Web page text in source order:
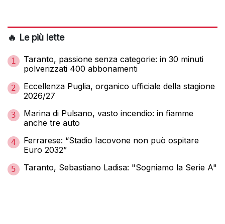
🔥 Le più lette
1
Taranto, passione senza categorie: in 30 minuti
polverizzati 400 abbonamenti
2
Eccellenza Puglia, organico ufficiale della stagione
2026/27
3
Marina di Pulsano, vasto incendio: in fiamme
anche tre auto
4
Ferrarese: “Stadio Iacovone non può ospitare
Euro 2032”
5 Taranto, Sebastiano Ladisa: "Sogniamo la Serie A"